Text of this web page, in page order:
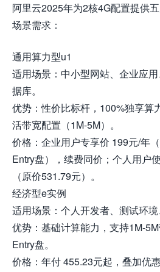
阿里云2025年为2核4G配置提供
场景需求：
通用算力型u1
适用场景：中小型网站、企业应
据库。
优势：性价比标杆，100%独享算
活带宽配置（1M-5M）。
价格：企业用户专享价 199元/年
Entry盘），续费同价；个人用户
（原价531.79元）。
经济型e实例
适用场景：个人开发者、测试环境
优势：基础计算能力，支持1M-
Entry盘。
价格：年付 455.23元起，叠加优惠